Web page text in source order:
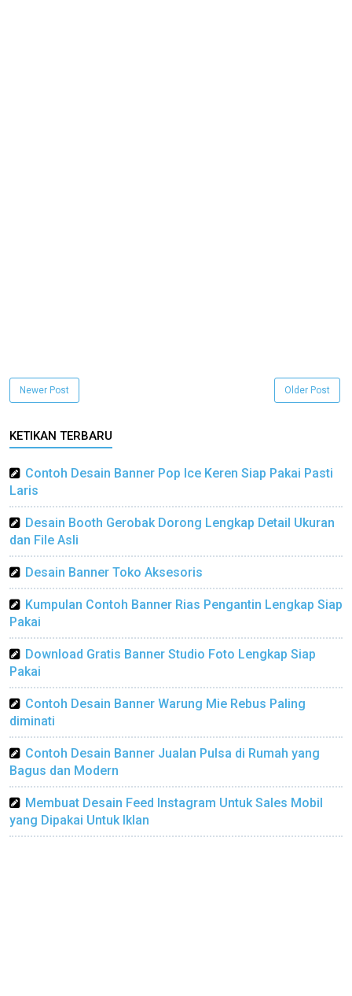
Newer Post Older Post
KETIKAN TERBARU
Contoh Desain Banner Pop Ice Keren Siap Pakai Pasti
Laris
Desain Booth Gerobak Dorong Lengkap Detail Ukuran
dan File Asli
Desain Banner Toko Aksesoris
Kumpulan Contoh Banner Rias Pengantin Lengkap Siap
Pakai
Download Gratis Banner Studio Foto Lengkap Siap
Pakai
Contoh Desain Banner Warung Mie Rebus Paling
diminati
Contoh Desain Banner Jualan Pulsa di Rumah yang
Bagus dan Modern
Membuat Desain Feed Instagram Untuk Sales Mobil
yang Dipakai Untuk Iklan